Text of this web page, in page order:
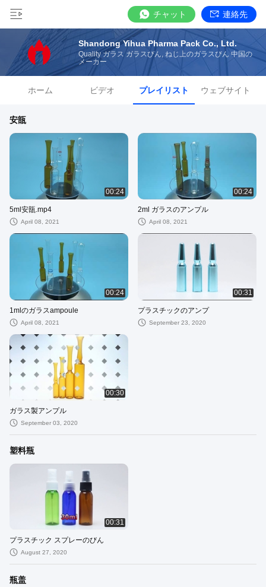
チャット 連絡先
Shandong Yihua Pharma Pack Co., Ltd.
Quality ガラス ガラスびん, ねじ上のガラスびん 中国の
メーカー
ホーム ビデオ プレイリスト ウェブサイト
安瓿
00:24
5ml安瓿.mp4
April 08, 2021
00:24
2ml ガラスのアンプル
April 08, 2021
00:24
1mlのガラスampoule
April 08, 2021
00:31
プラスチックのアンプ
September 23, 2020
00:30
ガラス製アンプル
September 03, 2020
塑料瓶
00:31
プラスチック スプレーのびん
August 27, 2020
瓶盖